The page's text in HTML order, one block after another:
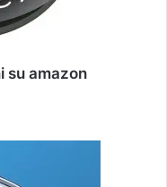
su amazon